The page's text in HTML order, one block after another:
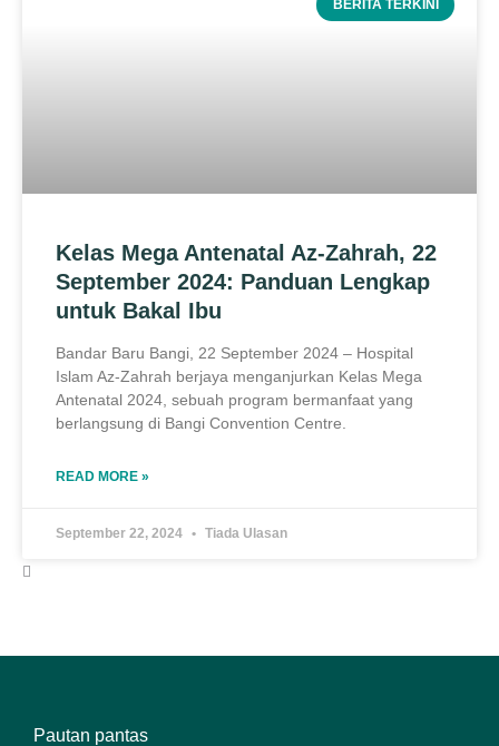
BERITA TERKINI
Kelas Mega Antenatal Az-Zahrah, 22
September 2024: Panduan Lengkap
untuk Bakal Ibu
Bandar Baru Bangi, 22 September 2024 – Hospital
Islam Az-Zahrah berjaya menganjurkan Kelas Mega
Antenatal 2024, sebuah program bermanfaat yang
berlangsung di Bangi Convention Centre.
READ MORE »
September 22, 2024 Tiada Ulasan
Pautan pantas